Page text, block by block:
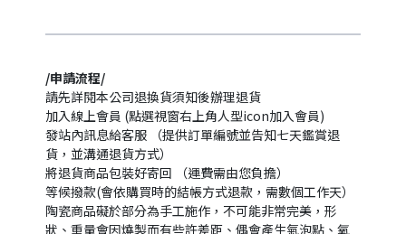
/申請流程/
請先詳閱本公司退換貨須知後辦理退貨
加入線上會員 (點選視窗右上角人型icon加入會員)
發站內訊息給客服 （提供訂單編號並告知七天鑑賞退
貨，並溝通退貨方式）
將退貨商品包裝好寄回 （運費需由您負擔）
等候撥款(會依購買時的結帳方式退款，需數個工作天）
陶瓷商品礙於部分為手工施作，不可能非常完美，形
狀、重量會因燒製而有些許差距、偶會產生氣泡點、氧